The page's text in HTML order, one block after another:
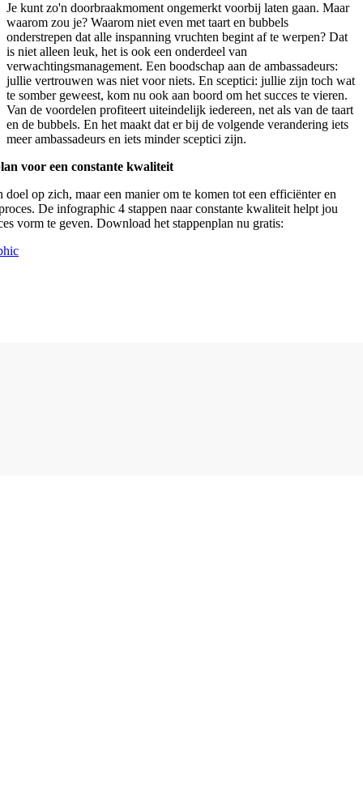
Je kunt zo'n doorbraakmoment ongemerkt voorbij laten gaan. Maar
waarom zou je? Waarom niet even met taart en bubbels
onderstrepen dat alle inspanning vruchten begint af te werpen? Dat
is niet alleen leuk, het is ook een onderdeel van
verwachtingsmanagement. Een boodschap aan de ambassadeurs:
jullie vertrouwen was niet voor niets. En sceptici: jullie zijn toch wat
te somber geweest, kom nu ook aan boord om het succes te vieren.
Van de voordelen profiteert uiteindelijk iedereen, net als van de taart
en de bubbels. En het maakt dat er bij de volgende verandering iets
meer ambassadeurs en iets minder sceptici zijn.
voor een constante kwaliteit
doel op zich, maar een manier om te komen tot een efficiënter en
De infographic 4 stappen naar constante kwaliteit helpt jou
vorm te geven. Download het stappenplan nu gratis: